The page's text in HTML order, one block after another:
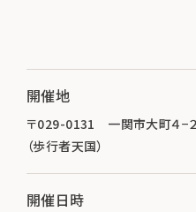
開催地
〒029-0131 一関市大町４−２
（歩行者天国）
開催日時